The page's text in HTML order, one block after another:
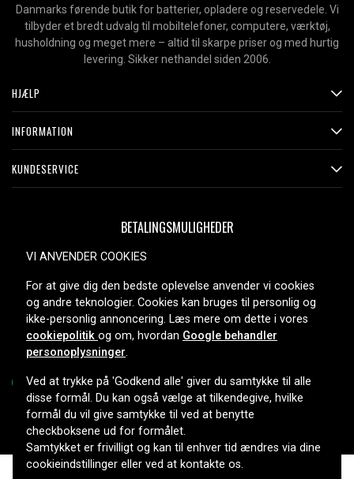
Danmarks førende butik for batterier, opladere og reservedele. Vi
tilbyder et bredt udvalg til mobiltelefoner, computere, værktøj,
husholdning og meget mere – altid til skarpe priser og med hurtig
levering. Sikker nethandel siden 2006.
HJÆLP
INFORMATION
KUNDESERVICE
BETALINGSMULIGHEDER
LEVERINGSMULIGHEDER
Copyright © 2026, Spares Nordic AB
VI ANVENDER COOKIES
For at give dig den bedste oplevelse anvender vi cookies
og andre teknologier. Cookies kan bruges til personlig og
ikke-personlig annoncering. Læs mere om dette i vores
cookiepolitik og om, hvordan Google behandler
personoplysninger.
Ved at trykke på 'Godkend alle' giver du samtykke til alle
disse formål. Du kan også vælge at tilkendegive, hvilke
formål du vil give samtykke til ved at benytte
checkboksene ud for formålet.
Samtykket er frivilligt og kan til enhver tid ændres via dine
cookieindstillinger eller ved at kontakte os.